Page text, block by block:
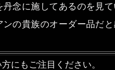
丹念に施してあるのを見
ンの貴族のオーダー品だ
にもご注目ください。